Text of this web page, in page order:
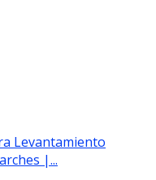
Levantamiento
|...